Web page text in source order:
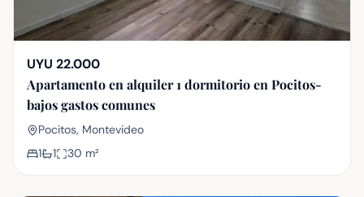
UYU 22.000
Apartamento en alquiler 1 dormitorio en Pocitos-
bajos gastos comunes
Pocitos, Montevideo
1
1 30 m²